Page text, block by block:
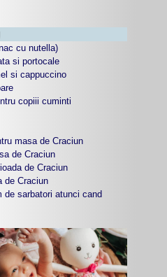
cu nutella)
si portocale
si cappuccino
copiii cuminti
masa de Craciun
de Craciun
de Craciun
de Craciun
de sarbatori atunci cand